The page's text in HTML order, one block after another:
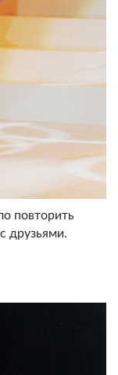
повторить
друзьями.